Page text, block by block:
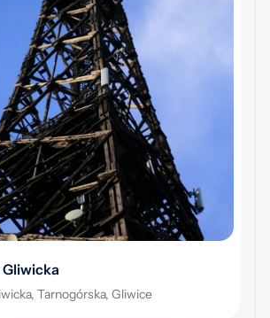
Tarnogórska, Gliwice